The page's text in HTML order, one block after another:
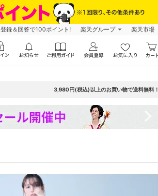
録＆回答で100ポイント! 楽天グループ 楽天市場
3,980円(税込)以上のお買い物で送料無料！